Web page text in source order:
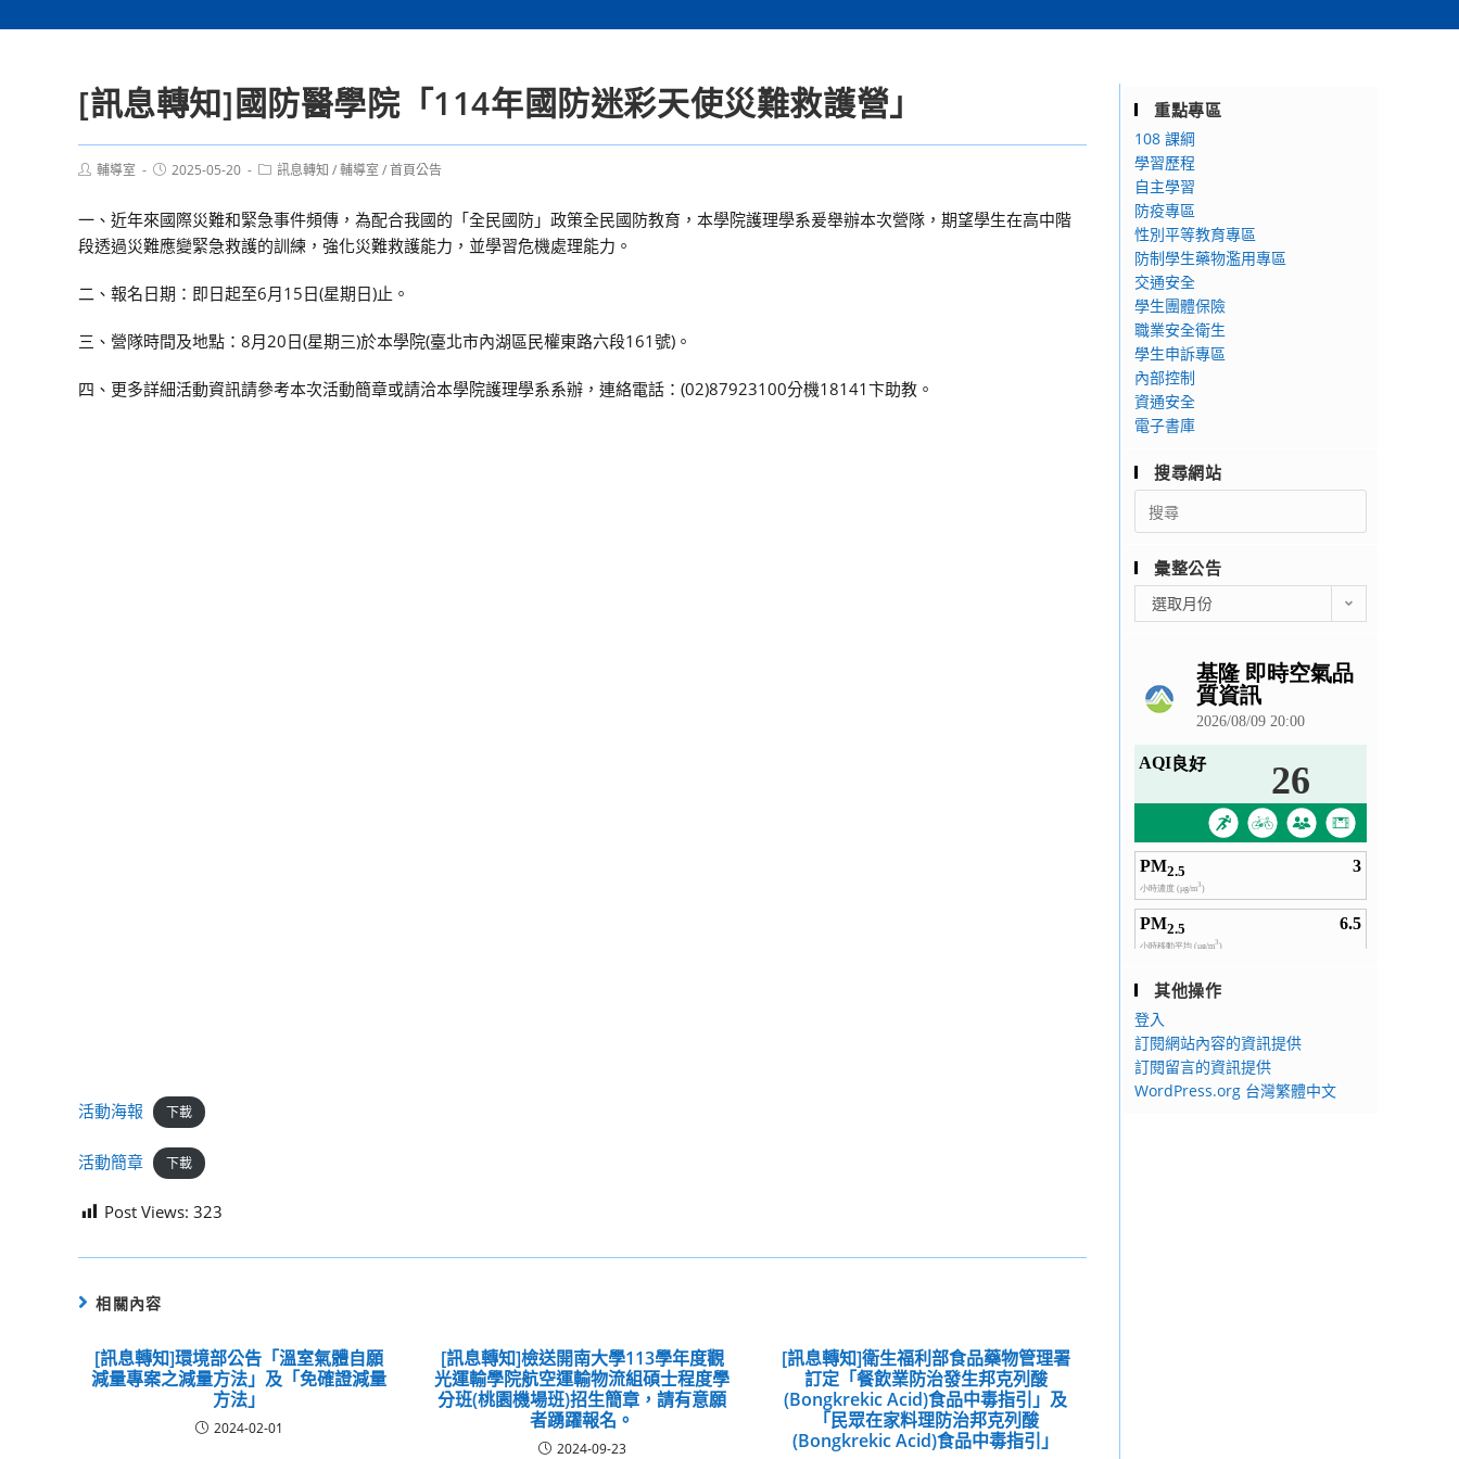
[訊息轉知]國防醫學院「114年國防迷彩天使災難救護營」
Post輔導室
Post2025-05-20
Post訊息轉知 /輔導室 /首頁公告
一、近年來國際災難和緊急事件頻傳，為配合我國的「全民國防」政策全民國防教育，本學院護理學系爰舉辦本次營隊，期望學生在高中階
段透過災難應變緊急救護的訓練，強化災難救護能力，並學習危機處理能力。
二、報名日期：即日起至6月15日(星期日)止。
三、營隊時間及地點：8月20日(星期三)於本學院(臺北市內湖區民權東路六段161號)。
四、更多詳細活動資訊請參考本次活動簡章或請洽本學院護理學系系辦，連絡電話：(02)87923100分機18141卞助教。
活動海報 下載
活動簡章 下載
Post Views: 323
相關內容
[訊息轉知]環境部公告「溫室氣體自願
減量專案之減量方法」及「免確證減量
方法」
2024-02-01
[訊息轉知]檢送開南大學113學年度觀
光運輸學院航空運輸物流組碩士程度學
分班(桃園機場班)招生簡章，請有意願
者踴躍報名。
2024-09-23
[訊息轉知]衛生福利部食品藥物管理署
訂定「餐飲業防治發生邦克列酸
(Bongkrekic Acid)食品中毒指引」及
「民眾在家料理防治邦克列酸
(Bongkrekic Acid)食品中毒指引」
重點專區
108 課綱
學習歷程
自主學習
防疫專區
性別平等教育專區
防制學生藥物濫用專區
交通安全
學生團體保險
職業安全衛生
學生申訴專區
內部控制
資通安全
電子書庫
搜尋網站
Search
for:
彙整公告
整
選取月份
其他操作
登入
訂閱網站內容的資訊提供
訂閱留言的資訊提供
WordPress.org 台灣繁體中文